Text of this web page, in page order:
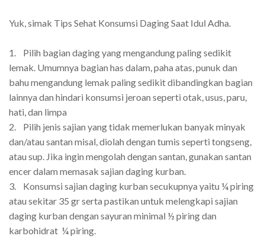
Yuk, simak Tips Sehat Konsumsi Daging Saat Idul Adha.
1. Pilih bagian daging yang mengandung paling sedikit
lemak. Umumnya bagian has dalam, paha atas, punuk dan
bahu mengandung lemak paling sedikit dibandingkan bagian
lainnya dan hindari konsumsi jeroan seperti otak, usus, paru,
hati, dan limpa
2. Pilih jenis sajian yang tidak memerlukan banyak minyak
dan/atau santan misal, diolah dengan tumis seperti tongseng,
atau sup. Jika ingin mengolah dengan santan, gunakan santan
encer dalam memasak sajian daging kurban.
3. Konsumsi sajian daging kurban secukupnya yaitu ¼ piring
atau sekitar 35 gr serta pastikan untuk melengkapi sajian
daging kurban dengan sayuran minimal ½ piring dan
karbohidrat ¼ piring.